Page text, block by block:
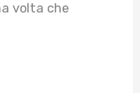
volta che